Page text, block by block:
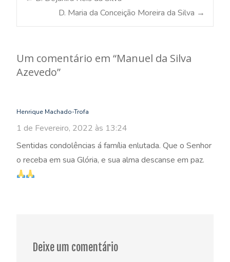
PostD. Maria da Conceição Moreira da Silva →
Um comentário em “Manuel da Silva
Azevedo”
Henrique Machado-Trofa
1 de Fevereiro, 2022 às 13:24
Sentidas condolências á família enlutada. Que o Senhor
o receba em sua Glória, e sua alma descanse em paz.
Deixe um comentário